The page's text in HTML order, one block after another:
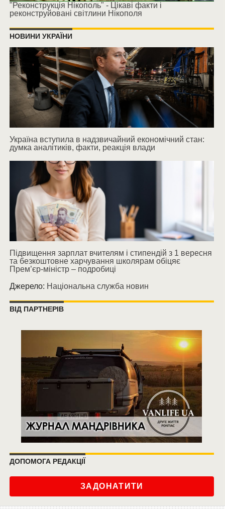
"Реконструкція Нікополь" - Цікаві факти і
реконструйовані світлини Нікополя
НОВИНИ УКРАЇНИ
Україна вступила в надзвичайний економічний стан:
думка аналітиків, факти, реакція влади
Підвищення зарплат вчителям і стипендій з 1 вересня
та безкоштовне харчування школярам обіцяє
Прем’єр-міністр – подробиці
Джерело: Національна служба новин
ВІД ПАРТНЕРІВ
ДОПОМОГА РЕДАКЦІЇ
ЗАДОНАТИТИ